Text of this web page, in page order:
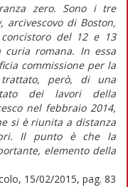
zero. Sono i tre
arcivescovo di Boston,
del 12 e 13
romana. In essa
commissione per la
però, di una
dei lavori della
nel febbraio 2014,
si è riunita a distanza
Il punto è che la
elemento della
15/02/2015, pag. 83